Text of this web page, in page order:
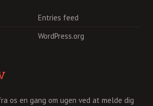
Entries feed
WordPress.org
os en gang om ugen ved at melde dig